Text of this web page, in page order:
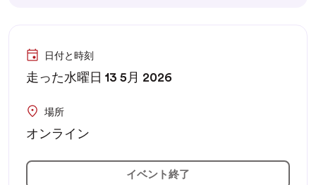
日付と時刻
走った水曜日 13 5月 2026
場所
オンライン
イベント終了